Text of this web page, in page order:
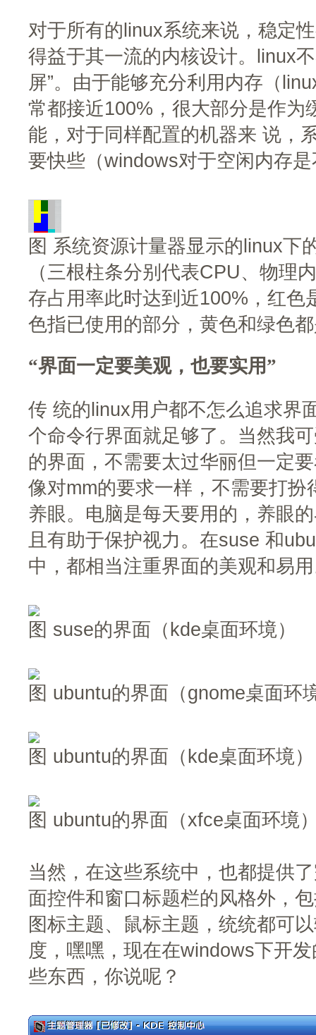
对于所有的linux系统来说，稳定
得益于其一流的内核设计。linux
屏”。由于能够充分利用内存（
常都接近100%，很大部分是作为
能，对于同样配置的机器来 说，
要快些（windows对于空闲内存
图 系统资源计量器显示的linux下
（三根柱条分别代表CPU、物理
存占用率此时达到近100%，红色
色指已使用的部分，黄色和绿色
“界面一定要美观，也要实用”
传 统的linux用户都不怎么追求界
个命令行界面就足够了。当然我
的界面，不需要太过华丽但一定
像对mm的要求一样，不需要打
养眼。电脑是每天要用的，养眼
且有助于保护视力。在suse 和
中，都相当注重界面的美观和易
图 suse的界面（kde桌面环境）
图 ubuntu的界面（gnome桌面环
图 ubuntu的界面（kde桌面环境）
图 ubuntu的界面（xfce桌面环境
当然，在这些系统中，也都提供
面控件和窗口标题栏的风格外，
图标主题、鼠标主题，统统都可
度，嘿嘿，现在在windows下开
些东西，你说呢？